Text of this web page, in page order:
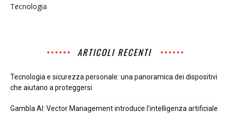
Tecnologia
ARTICOLI RECENTI
Tecnologia e sicurezza personale: una panoramica dei dispositivi
che aiutano a proteggersi
Gambla AI: Vector Management introduce l’intelligenza artificiale